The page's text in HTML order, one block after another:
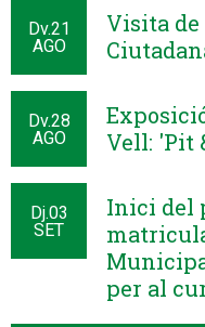
Dv.21
AGO
Visita
Dv.28
AGO
Vell: 'Pit
Dj.03
SET
Inici del
per al